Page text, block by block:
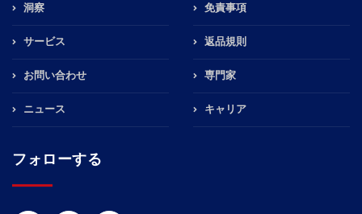
洞察
サービス
お問い合わせ
ニュース
免責事項
返品規則
専門家
キャリア
フォローする